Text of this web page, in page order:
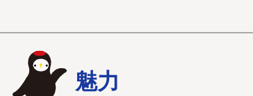
魅力